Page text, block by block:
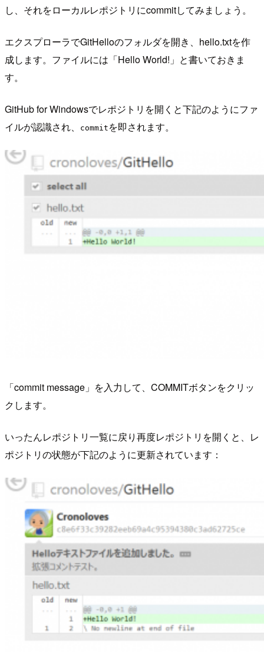
し、それをローカルレポジトリにcommitしてみましょう。
エクスプローラでGitHelloのフォルダを開き、hello.txtを作
成します。ファイルには「Hello World!」と書いておきま
す。
GitHub for Windowsでレポジトリを開くと下記のようにファ
イルが認識され、
commit を即されます。
「commit message」を入力して、COMMITボタンをクリッ
クします。
いったんレポジトリ一覧に戻り再度レポジトリを開くと、レ
ポジトリの状態が下記のように更新されています：